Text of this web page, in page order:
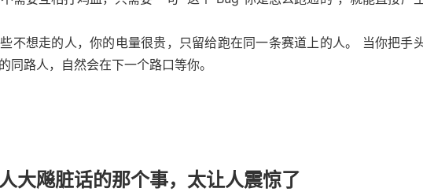
不想走的人，你的电量很贵，只留给跑在同一条赛道上的人。 当你把手
同路人，自然会在下一个路口等你。
大飚脏话的那个事，太让人震惊了